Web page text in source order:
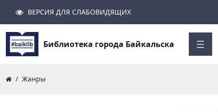
Поиск
Найти
ВЕРСИЯ ДЛЯ СЛАБОВИДЯЩИХ
Библиотека города Байкальска
Жанры